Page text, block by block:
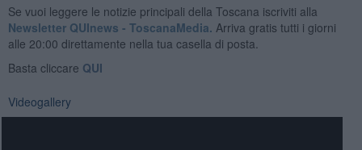
Se vuoi leggere le notizie principali della Toscana iscriviti alla
Newsletter QUInews - ToscanaMedia. Arriva gratis tutti i giorni
alle 20:00 direttamente nella tua casella di posta.
Basta cliccare QUI
Videogallery